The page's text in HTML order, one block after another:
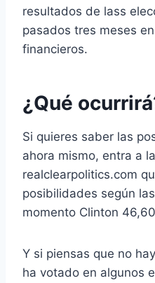
resultados de lass
pasados tres meses
financieros.
¿Qué
Si quieres saber las
ahora mismo, entra a
realclearpolitics.com
posibilidades según
momento Clinton
Y si piensas que no
ha votado en algunos